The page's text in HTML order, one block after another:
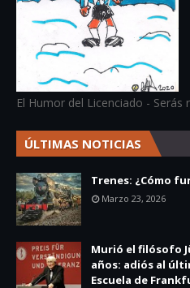
El Humor del Licenciado -
ÚLTIMAS NOTICIAS
Trenes: ¿Cómo
Marzo 23, 2026
Murió el filósofo
años: adiós al
Escuela de